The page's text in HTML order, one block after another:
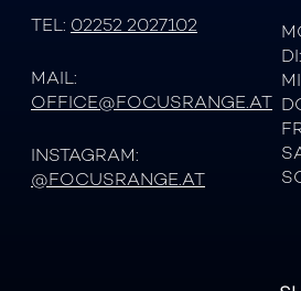
TEL: 02252 2027102
MAIL:
OFFICE@FOCUSRANGE.AT
INSTAGRAM:
@FOCUSRANGE.AT
DI: